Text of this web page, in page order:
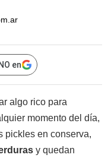
en
algo rico para
momento del día,
pickles en conserva,
y quedan